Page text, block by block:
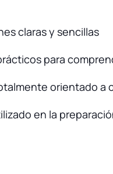
claras y sencillas
para
orientado a
en la